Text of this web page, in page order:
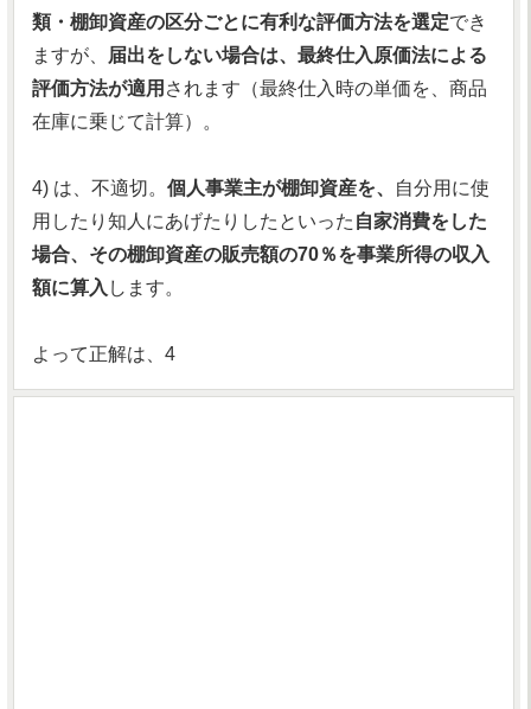
類・棚卸資産の区分ごとに有利な評価方法を選定でき
ますが、
届出をしない場合は、最終仕入原価法による
評価方法が適用 されます（最終仕入時の単価を、商品
在庫に乗じて計算）。
4) は、不適切。 個人事業主が棚卸資産を、
自分用に使
用したり知人にあげたりしたといった 自家消費をした
場合、その棚卸資産の販売額の70％を事業所得の収入
額に算入 します。
よって正解は、4